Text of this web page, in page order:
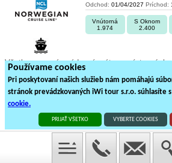
Používame cookies
Pri poskytovaní našich služieb nám pomáhajú
stránok prevádzkovaných iWi tour s.r.o. súhlasíte
cookie.
PRIJAŤ VŠETKO VYBERTE COOKIES
Odchod: 01/04/2027 Príchod:
Vnútorná
1.974
S Oknom
2.400
Všetky ceny sú uvádzané vrátane prístavných
1 2 3
50plavieb loďou na3